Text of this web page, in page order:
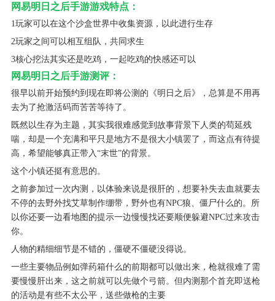
网易明日之后手游游戏特点：
1玩家可以在这个沙盒世界中收集资源，以此进行生存
2玩家之间可以相互组队，共同求生
3核心挖法其实还是吃鸡，一起吃鸡的快感还可以
网易明日之后手游测评：
很早以前开始预约到现在即将公测的《明日之后》，总算是不用再
去为了抢激活码而苦苦等待了。
既然以生存为主题，其实我很难感觉到故事背景下人类的苟延残
喘，却是一个充满和平只是地方不是很大小镇罢了，而这点有待提
高，希望能够真正带入“末世”的背景。
这个小镇还挺有意思的。
之前参加过一次内测，以体验来说是很肝的，想要补失去血就要去
不停的去野外找艾草制作绷带，野外也有NPC狼、僵尸什么的。所
以你还要一边看地图的提示一边慢慢找还要顺便躲避NPC过来攻击
你。
人物的精细细节是不错的，僵硬不僵硬没得说。
一些主要物品例如弹药箱什么的前期都可以做出来，枪就很难了需
要慢慢肝出来，这之前就可以先做个弓箭。但内测那个首充即送枪
的活动是有些不太公平，送些做枪的主要